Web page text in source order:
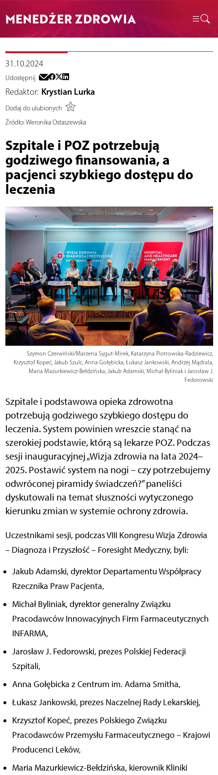
MENEDŻER ZDROWIA
31.10.2024
Udostępnij
Redaktor: Krystian Lurka
Dodaj do ulubionych
Źródło:Weronika Ostaszewska
Szpitale i POZ potrzebują
godziwego finansowania, a
pacjenci szybkiego dostępu do
leczenia
Szymon Czerwiński/Marzena Sygut-Mirek, Katarzyna Piotrowska-Radziewicz,
Krzysztof Kopeć, Jakub Szulc, Anna Gołębicka, Łukasz Jankowski, Andrzej Mądrala,
Maria Mazurkiewicz-Bełdzińska, Jakub Adamski, Michał Byliniak i Jarosław J.
Fedorowski
Szpitale i podstawowa opieka zdrowotna
potrzebują godziwego szybkiego dostępu do
leczenia. System powinien wreszcie stanąć na
szerokiej podstawie, którą są lekarze POZ. Podczas
sesji inauguracyjnej „Wizja zdrowia na lata 2024–
2025. Postawić system na nogi – czy potrzebujemy
odwróconej piramidy świadczeń?” paneliści
dyskutowali na temat słuszności wytyczonego
kierunku zmian w systemie ochrony zdrowia.
Uczestnikami sesji, podczas VIII Kongresu Wizja Zdrowia
– Diagnoza i Przyszłość – Foresight Medyczny, byli:
Jakub Adamski, dyrektor Departamentu Współpracy
Rzecznika Praw Pacjenta,
Michał Byliniak, dyrektor generalny Związku
Pracodawców Innowacyjnych Firm Farmaceutycznych
INFARMA,
Jarosław J. Fedorowski, prezes Polskiej Federacji
Szpitali,
Anna Gołębicka z Centrum im. Adama Smitha,
Łukasz Jankowski, prezes Naczelnej Rady Lekarskiej,
Krzysztof Kopeć, prezes Polskiego Związku
Pracodawców Przemysłu Farmaceutycznego – Krajowi
Producenci Leków,
Maria Mazurkiewicz-Bełdzińska, kierownik Kliniki